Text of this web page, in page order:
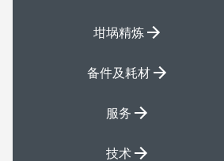
坩埚精炼
备件及耗材
服务
技术